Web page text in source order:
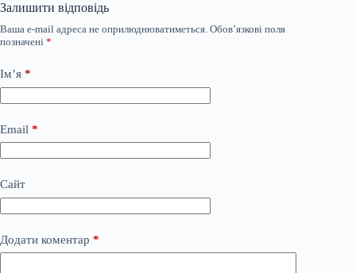
Залишити відповідь
Ваша e-mail адреса не оприлюднюватиметься. Обов’язкові поля
позначені *
Ім’я *
Email *
Сайт
Додати коментар *